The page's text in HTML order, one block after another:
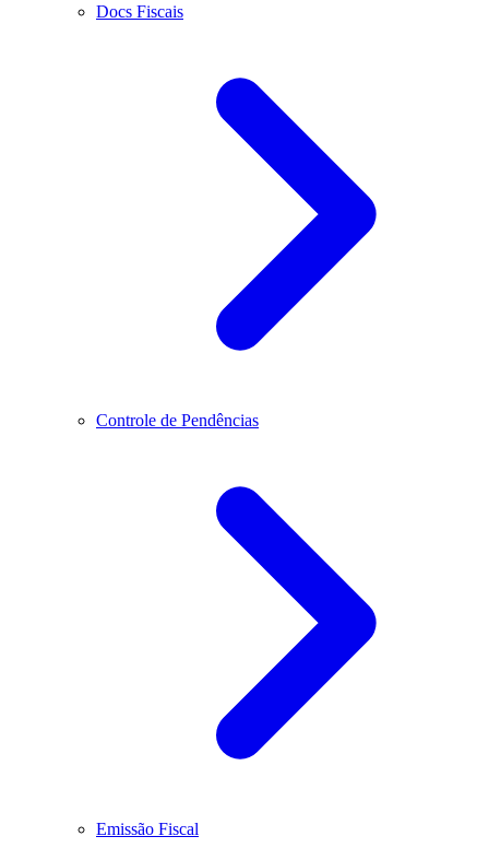
Docs Fiscais
Controle de Pendências
Emissão Fiscal